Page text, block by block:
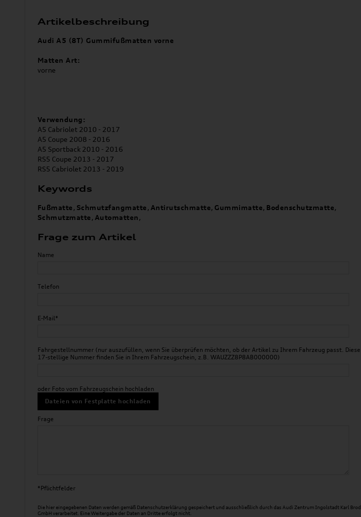
Artikelbeschreibung
Audi A5 (8T) Gummifußmatten vorne
Matten Art:
vorne
Verwendung:
A5 Cabriolet 2010 - 2017
A5 Coupe 2008 - 2016
A5 Sportback 2010 - 2016
RS5 Coupe 2013 - 2017
RS5 Cabriolet 2013 - 2019
Keywords
Fußmatte, Schmutzfangmatte, Antirutschmatte, Gummimatte, Bodenschutzmatte,
Schmutzmatte, Automatten,
Frage zum Artikel
Name
Telefon
E-Mail*
Fahrgestellnummer (nur auszufüllen, wenn Sie überprüfen möchten, ob der Artikel zu Ihrem Fahrzeug passt. Diese
17-stellige Nummer finden Sie in Ihrem Fahrzeugschein, z.B. WAUZZZ8P8AB000000)
oder Foto vom Fahrzeugschein hochladen
Dateien von Festplatte hochladen
Frage
*Pflichtfelder
Die hier eingegebenen Daten werden gemäß Datenschutzerklärung gespeichert und ausschließlich durch das Audi Zentrum Ingolstadt Karl Brod
GmbH verarbeitet. Eine Weitergabe der Daten an Dritte erfolgt nicht.